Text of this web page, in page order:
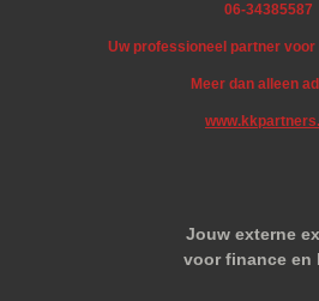
06-34385587
Uw professioneel partner voor
Meer dan alleen
Jouw externe
voor finance en